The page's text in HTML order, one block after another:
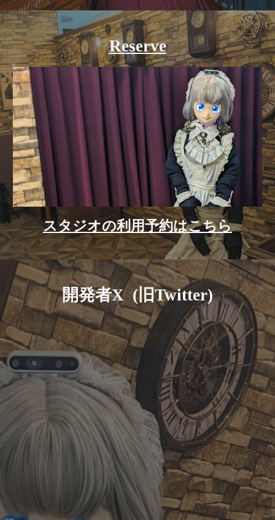
Reserve
スタジオの利用予約はこちら
開発者X (旧Twitter)